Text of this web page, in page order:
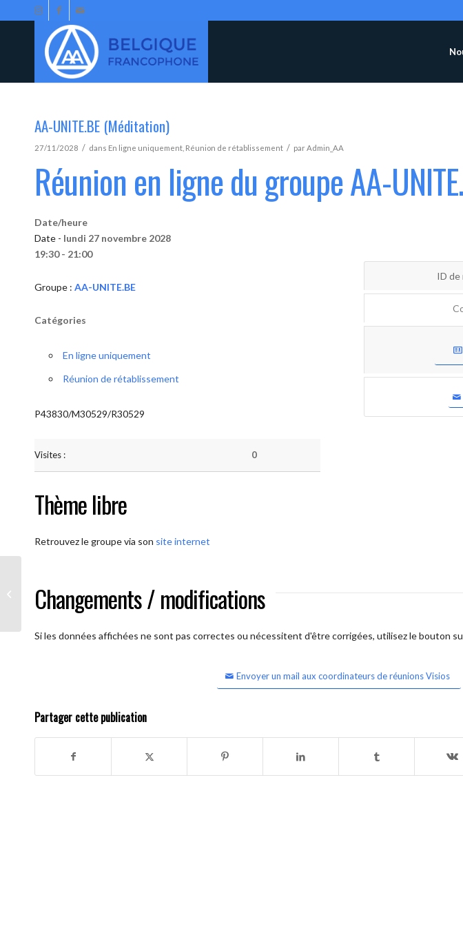
AA-UNITE.BE (Méditation)
27/11/2028 / dans En ligne uniquement Réunion de rétablissement / parAdmin_AA
Réunion en ligne du groupe AA-
Date/heure
Date - lundi 27 novembre 2028
19:30 - 21:00
Groupe : AA-UNITE.BE
Catégories
En ligne uniquement
Réunion de rétablissement
P43830/M30529/R30529
Visites : 0
ID de
Thème libre
Retrouvez le groupe via son site internet
Changements / modifications
Si les données affichées ne sont pas correctes ou nécessitent d'être corrigées, utilisez le bouton
Envoyer un mail aux coordinateurs de réunions Visios
Partager cette publication
AA-UNITE.BE (Méditation)